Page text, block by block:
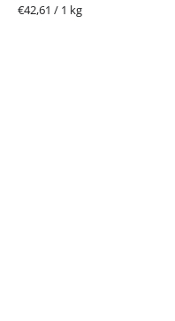
Jednotková
€42,61 / 1 kg